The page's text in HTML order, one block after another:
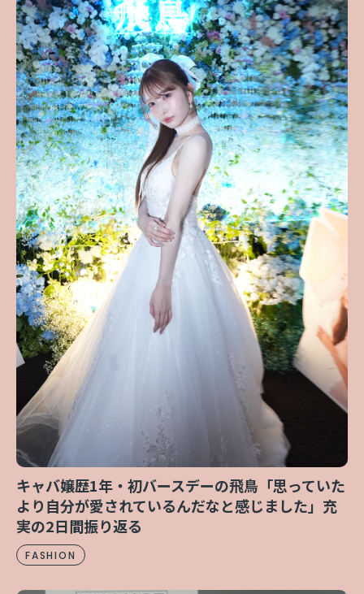
キャバ嬢歴1年・初バースデーの飛鳥「思っていた
より自分が愛されているんだなと感じました」充
実の2日間振り返る
FASHION